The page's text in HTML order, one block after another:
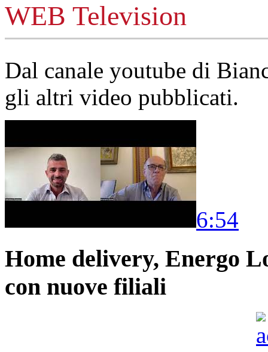
WEB Television
Dal canale youtube di
gli altri video pubblicati.
6:54
Home delivery, Energo
con nuove filiali